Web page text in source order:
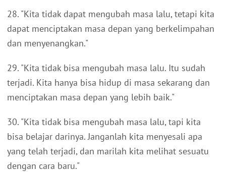
28. "Kita tidak dapat mengubah masa lalu, tetapi kita
dapat menciptakan masa depan yang berkelimpahan
dan menyenangkan."
29. "Kita tidak bisa mengubah masa lalu. Itu sudah
terjadi. Kita hanya bisa hidup di masa sekarang dan
menciptakan masa depan yang lebih baik."
30. "Kita tidak bisa mengubah masa lalu, tapi kita
bisa belajar darinya. Janganlah kita menyesali apa
yang telah terjadi, dan marilah kita melihat sesuatu
dengan cara baru."